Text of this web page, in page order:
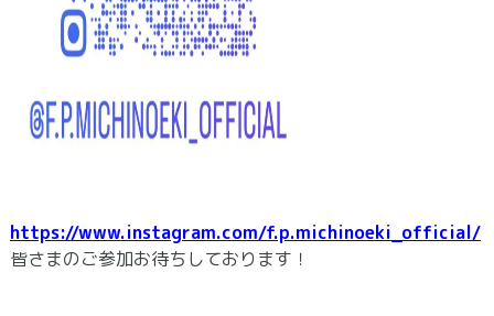
https://www.instagram.com/f.p.michinoeki_official/
皆さまのご参加お待ちしております！